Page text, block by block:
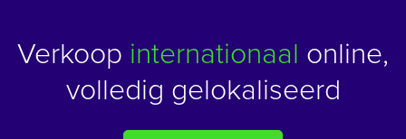
Verkoop internationaal online,
volledig gelokaliseerd